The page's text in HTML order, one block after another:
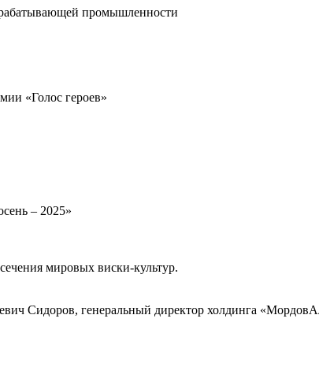
промышленности
«Голос героев»
– 2025»
мировых виски-культур.
Сидоров, генеральный директор холдинга